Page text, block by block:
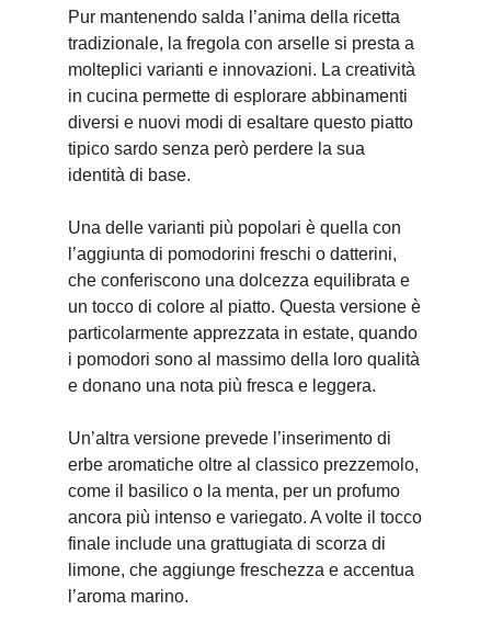
Pur mantenendo salda l’anima della ricetta
tradizionale, la fregola con arselle si presta a
molteplici varianti e innovazioni. La creatività
in cucina permette di esplorare abbinamenti
diversi e nuovi modi di esaltare questo piatto
tipico sardo senza però perdere la sua
identità di base.
Una delle varianti più popolari è quella con
l’aggiunta di pomodorini freschi o datterini,
che conferiscono una dolcezza equilibrata e
un tocco di colore al piatto. Questa versione è
particolarmente apprezzata in estate, quando
i pomodori sono al massimo della loro qualità
e donano una nota più fresca e leggera.
Un’altra versione prevede l’inserimento di
erbe aromatiche oltre al classico prezzemolo,
come il basilico o la menta, per un profumo
ancora più intenso e variegato. A volte il tocco
finale include una grattugiata di scorza di
limone, che aggiunge freschezza e accentua
l’aroma marino.